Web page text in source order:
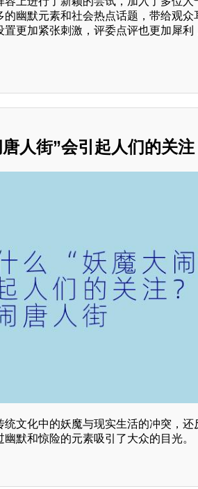
幽默元素和社会热点话题，带给观众
更加紧张刺激，评委点评也更加犀利
人街”会引起人们的关
文化中的妖魔与现实生活的冲突，还
默和惊险的元素吸引了大众的目光。